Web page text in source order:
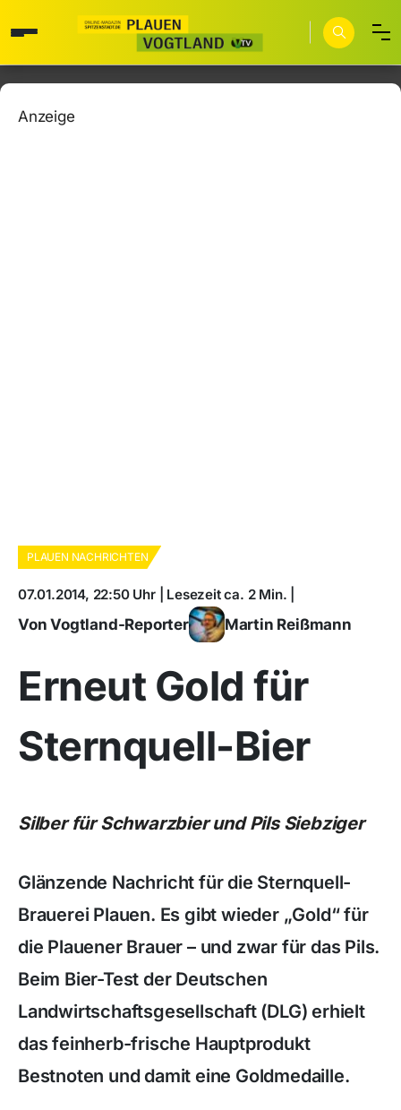
Anzeige
PLAUEN NACHRICHTEN
07.01.2014, 22:50 Uhr | Lesezeit ca. 2 Min. |
Von Vogtland-Reporter Martin Reißmann
Erneut Gold für
Sternquell-Bier
Silber für Schwarzbier und Pils Siebziger
Glänzende Nachricht für die Sternquell-
Brauerei Plauen. Es gibt wieder „Gold“ für
die Plauener Brauer – und zwar für das Pils.
Beim Bier-Test der Deutschen
Landwirtschaftsgesellschaft (DLG) erhielt
das feinherb-frische Hauptprodukt
Bestnoten und damit eine Goldmedaille.